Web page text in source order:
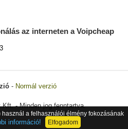
az interneten a Voipcheap
- Normál verzió
- Minden jog fenntartva.
a felhasználói élmény fokozásának
információ! Elfogadom